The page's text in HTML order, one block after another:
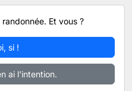
Et vous ?
si !
ai l'intention.